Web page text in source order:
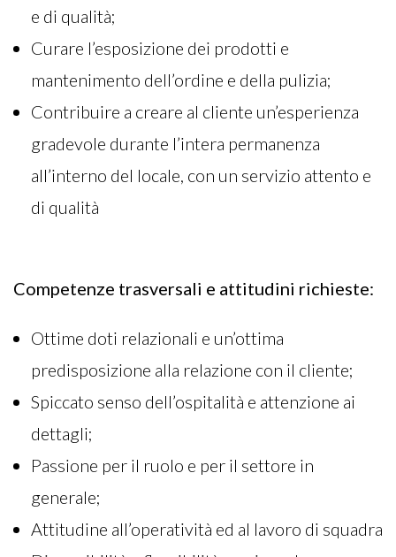
e di qualità;
Curare l’esposizione dei prodotti e
mantenimento dell’ordine e della pulizia;
Contribuire a creare al cliente un’esperienza
gradevole durante l’intera permanenza
all’interno del locale, con un servizio attento e
di qualità
Competenze trasversali e attitudini richieste:
Ottime doti relazionali e un’ottima
predisposizione alla relazione con il cliente;
Spiccato senso dell’ospitalità e attenzione ai
dettagli;
Passione per il ruolo e per il settore in
generale;
Attitudine all’operatività ed al lavoro di squadra